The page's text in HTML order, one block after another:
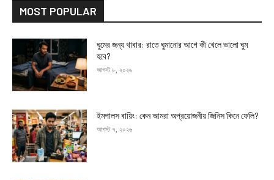
MOST POPULAR
ঘুমের জন্য খাবার: রাতে ঘুমানোর আগে কী খেলে ভালো ঘুম
হবে?
আগস্ট ৮, ২০২৬
ইমপালস বায়িং: কেন আমরা অপ্রয়োজনীয় জিনিস কিনে ফেলি?
আগস্ট ৭, ২০২৬